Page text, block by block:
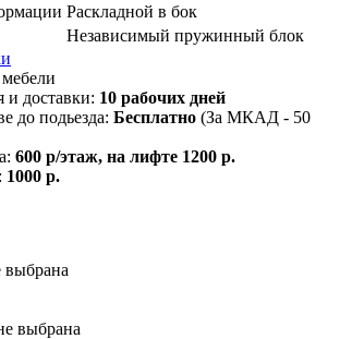
Раскладной в бок
Независимый пружинный блок
и доставки: 10 рабочих дней
до подьезда: Бесплатно (За МКАД - 50
600 р/этаж, на лифте 1200 р.
1000 р.
выбрана
выбрана